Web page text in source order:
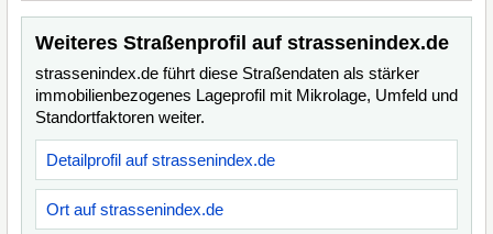
Weiteres Straßenprofil auf strassenindex.de
strassenindex.de führt diese Straßendaten als stärker
immobilienbezogenes Lageprofil mit Mikrolage, Umfeld und
Standortfaktoren weiter.
Detailprofil auf strassenindex.de
Ort auf strassenindex.de